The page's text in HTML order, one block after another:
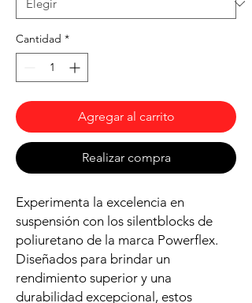
Cantidad *
Agregar al carrito
Realizar compra
Experimenta la excelencia en
suspensión con los silentblocks de
poliuretano de la marca Powerflex.
Diseñados para brindar un
rendimiento superior y una
durabilidad excepcional, estos